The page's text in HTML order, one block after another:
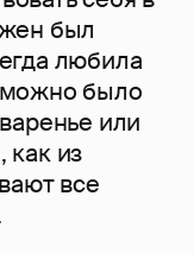
был
любила
можно было
или
как из
все